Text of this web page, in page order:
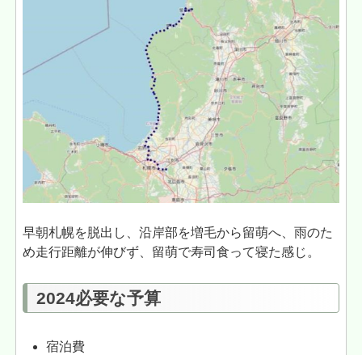
早朝札幌を脱出し、沿岸部を増毛から留萌へ、雨のた
め走行距離が伸びず、留萌で寿司食って寝た感じ。
2024必要な予算
宿泊費